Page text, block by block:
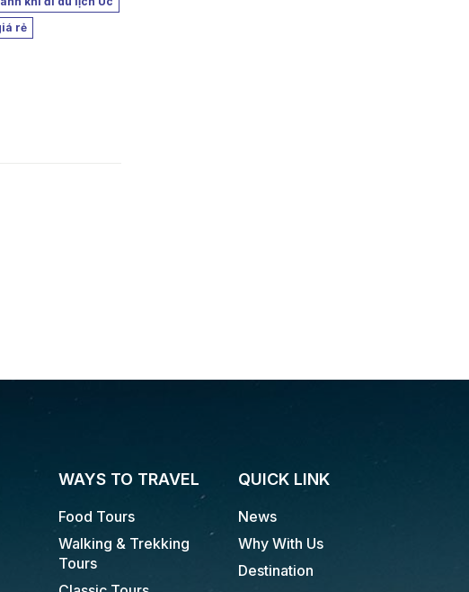
rẻ
WAYS TO TRAVEL
Food Tours
Walking & Trekking
Tours
QUICK LINK
News
Why With Us
Destination